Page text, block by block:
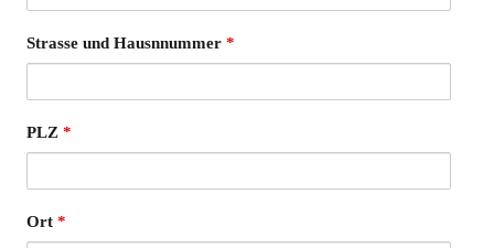
Strasse und Hausnnummer *
PLZ *
Ort *